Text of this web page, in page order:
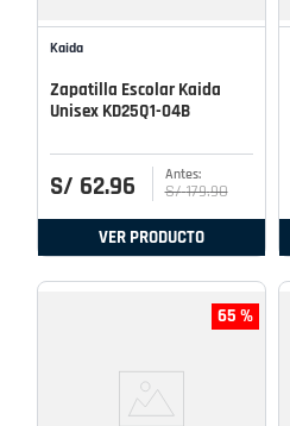
Kaida
Zapatilla Escolar Kaida
Unisex KD25Q1-04B
S/ 62.96 S/ 179.90
VER PRODUCTO
65 %